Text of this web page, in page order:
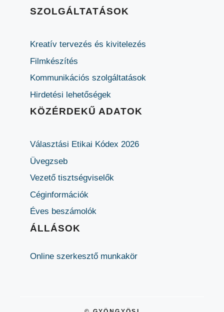
SZOLGÁLTATÁSOK
Kreatív tervezés és kivitelezés
Filmkészítés
Kommunikációs szolgáltatások
Hirdetési lehetőségek
KÖZÉRDEKŰ ADATOK
Választási Etikai Kódex 2026
Üvegzseb
Vezető tisztségviselők
Céginformációk
Éves beszámolók
ÁLLÁSOK
Online szerkesztő munkakör